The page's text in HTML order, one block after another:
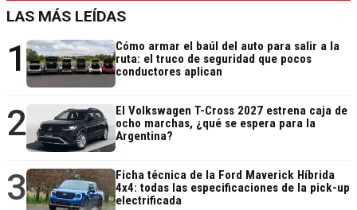
LAS MÁS LEÍDAS
1
Cómo armar el baúl del auto para salir a la
ruta: el truco de seguridad que pocos
conductores aplican
2
El Volkswagen T-Cross 2027 estrena caja de
ocho marchas, ¿qué se espera para la
Argentina?
3
Ficha técnica de la Ford Maverick Híbrida
4x4: todas las especificaciones de la pick-up
electrificada